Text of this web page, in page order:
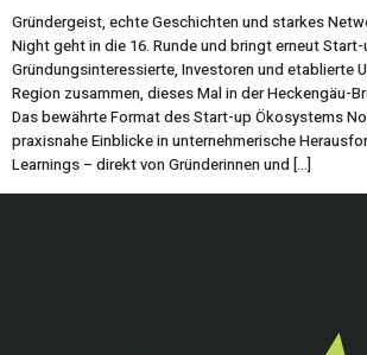
Gründergeist, echte Geschichten und starkes
Night geht in die 16. Runde und bringt erneut
Gründungsinteressierte, Investoren und etablierte
Region zusammen, dieses Mal in der Heckengäu-
Das bewährte Format des Start-up Ökosystems
praxisnahe Einblicke in unternehmerische
Learnings – direkt von Gründerinnen und […]